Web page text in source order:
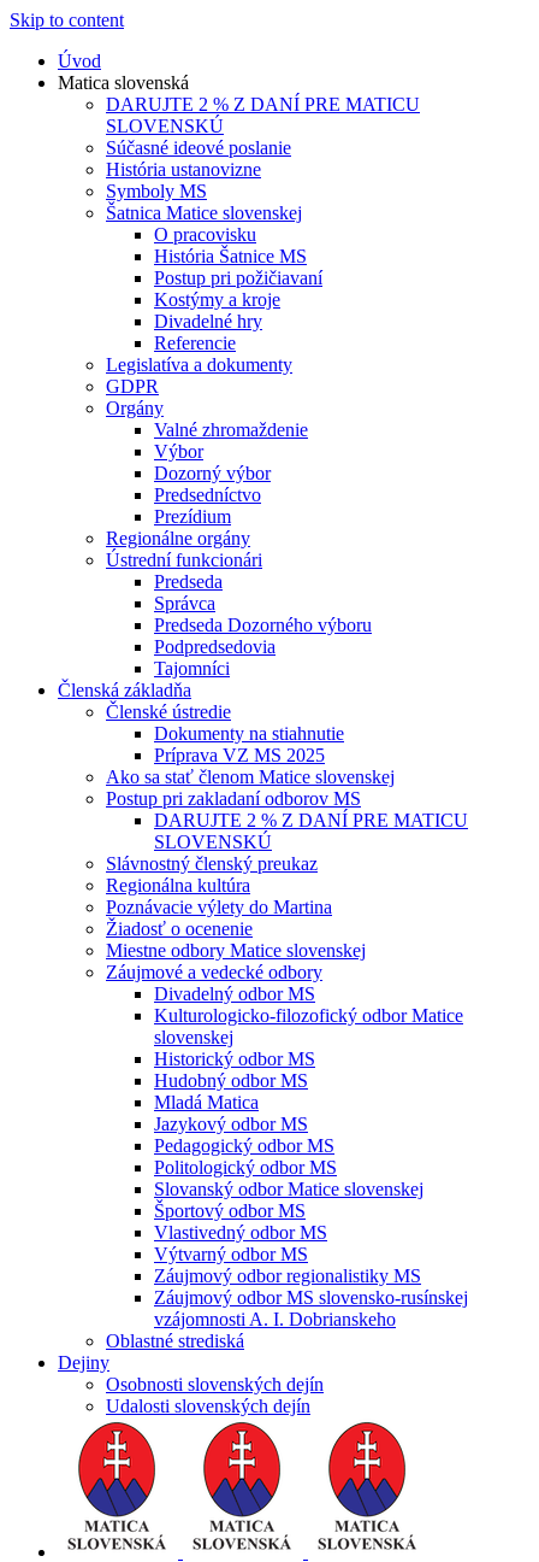
Skip to content
Úvod
Matica slovenská
DARUJTE 2 % Z DANÍ PRE MATICU
SLOVENSKÚ
Súčasné ideové poslanie
História ustanovizne
Symboly MS
Šatnica Matice slovenskej
O pracovisku
História Šatnice MS
Postup pri požičiavaní
Kostýmy a kroje
Divadelné hry
Referencie
Legislatíva a dokumenty
GDPR
Orgány
Valné zhromaždenie
Výbor
Dozorný výbor
Predsedníctvo
Prezídium
Regionálne orgány
Ústrední funkcionári
Predseda
Správca
Predseda Dozorného výboru
Podpredsedovia
Tajomníci
Členská základňa
Členské ústredie
Dokumenty na stiahnutie
Príprava VZ MS 2025
Ako sa stať členom Matice slovenskej
Postup pri zakladaní odborov MS
DARUJTE 2 % Z DANÍ PRE MATICU
SLOVENSKÚ
Slávnostný členský preukaz
Regionálna kultúra
Poznávacie výlety do Martina
Žiadosť o ocenenie
Miestne odbory Matice slovenskej
Záujmové a vedecké odbory
Divadelný odbor MS
Kulturologicko-filozofický odbor Matice
slovenskej
Historický odbor MS
Hudobný odbor MS
Mladá Matica
Jazykový odbor MS
Pedagogický odbor MS
Politologický odbor MS
Slovanský odbor Matice slovenskej
Športový odbor MS
Vlastivedný odbor MS
Výtvarný odbor MS
Záujmový odbor regionalistiky MS
Záujmový odbor MS slovensko-rusínskej
vzájomnosti A. I. Dobrianskeho
Oblastné strediská
Dejiny
Osobnosti slovenských dejín
Udalosti slovenských dejín